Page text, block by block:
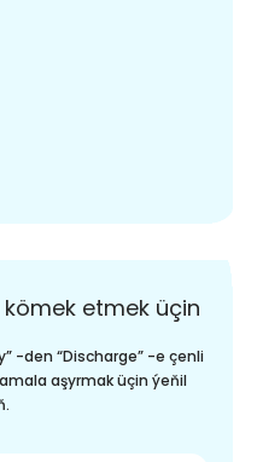
kömek etmek üçin
-den “Discharge” -e çenli
aşyrmak üçin ýeňil